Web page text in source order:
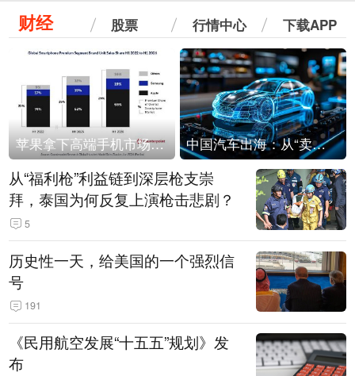
财经 股票 行情中心 下载APP
苹果拿下高端手机市场65%的份额：iPhone 17系列功不可没 中国汽车出海：从“卖出去”到“走进去”
从“福利枪”利益链到深层枪支崇
拜，泰国为何反复上演枪击悲剧？
5
历史性一天，给美国的一个强烈信
号
191
《民用航空发展“十五五”规划》发
布